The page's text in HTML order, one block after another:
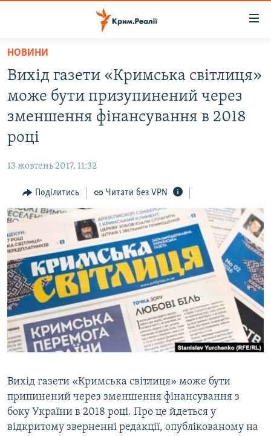
Перейти
основного
матеріалу
до
основної
Перейти
пошуку
ВОДА.КРИМ
ВІДЕО ТА ФОТО
ПОЛІТИКА
ІНТЕРВ'Ю
ВСЕ ЗА ДЕНЬ
СПЕЦПРОЕКТИ
ДЕПОРТАЦІЯ
ВІДЕОУРОКИ «ELIFBE»
СВІДЧЕННЯ ОКУПАЦІЇ
УКРАЇНСЬКА ПРОБЛЕМА КРИМУ
ІНФОГРАФІКА
ЯК ОБІЙТИ БЛОКУВАННЯ
Русский
Qırımtatar
ДОЛУЧАЙСЯ!
Усі сайти RFE/RL
НОВИНИ
Вихід газети «Кримська світлиця»
може бути призупинений через
зменшення фінансування в 2018
році
13 жовтень 2017, 11:32
Поділитись Читати без VPN
Вихід газети «Кримська світлиця» може бути
припинений через зменшення фінансування з
боку України в 2018 році. Про це йдеться у
відкритому зверненні редакції, опублікованому на